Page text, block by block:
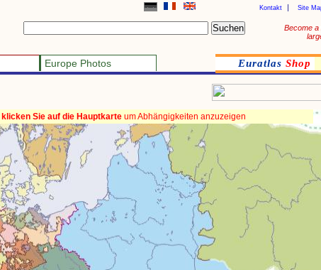
Become
Site
Kontakt
Europe Photos Euratlas Shop
klicken Sie auf die Hauptkarte um Abhängigkeiten anzuzeigen